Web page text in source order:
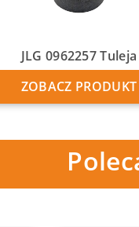
JLG 0962257 Tuleja
ZOBACZ PRODUKT